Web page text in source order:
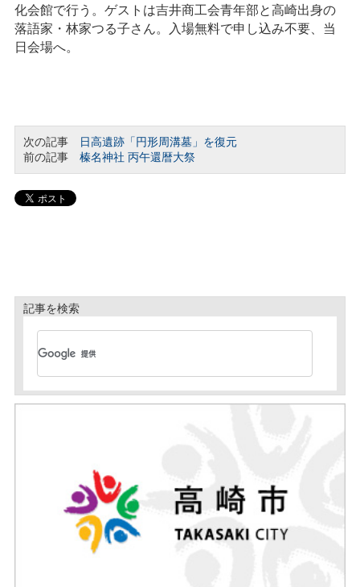
化会館で行う。ゲストは吉井商工会青年部と高崎出身の
落語家・林家つる子さん。入場無料で申し込み不要、当
日会場へ。
次の記事
日高遺跡「円形周溝墓」を復元
前の記事 榛名神社 丙午還暦大祭
記事を検索